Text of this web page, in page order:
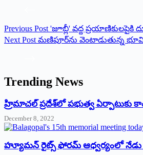
Previous Post 'జూబ్లీ' వద్ద ప్రయాణికులపైకి
Next Post మణిపూర్‌ను వెంటాడుతున్న
Trending News
‌హ్రిమాచల్‌ ‌ప్రదేశ్‌లో పభుత్వ ఏర్పాటుకు
December 8, 2022
హ్యూమన్‌ రైట్స్‌ ఫోరమ్‌ ఆధ్వర్యంలో